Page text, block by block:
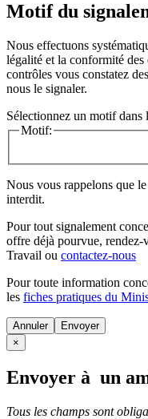
Motif du
Nous effectuons
légalité et la conformité
contrôles vous constatez
nous le signaler.
Sélectionnez un motif dans
Motif:
Nous vous rappelons que
interdit.
Pour tout signalement
offre déjà pourvue, rendez-
Travail ou contactez-nous
Pour toute information
les fiches pratiques du
Annuler
×
Envoyer à un
Tous les champs sont